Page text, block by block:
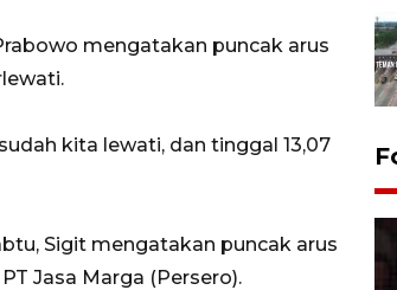
mengatakan puncak arus
kita lewati, dan tinggal 13,07
Sigit mengatakan puncak arus
Jasa Marga (Persero).